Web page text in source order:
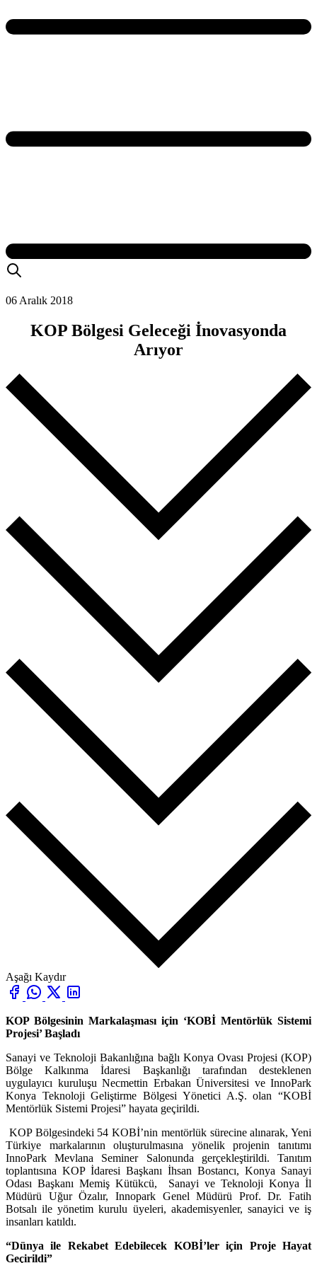
06 Aralık 2018
KOP Bölgesi Geleceği İnovasyonda
Arıyor
Aşağı Kaydır
KOP Bölgesinin Markalaşması için ‘KOBİ Mentörlük Sistemi
Projesi’ Başladı
Sanayi ve Teknoloji Bakanlığına bağlı Konya Ovası Projesi (KOP)
Bölge Kalkınma İdaresi Başkanlığı tarafından desteklenen
uygulayıcı kuruluşu Necmettin Erbakan Üniversitesi ve InnoPark
Konya Teknoloji Geliştirme Bölgesi Yönetici A.Ş. olan “KOBİ
Mentörlük Sistemi Projesi” hayata geçirildi.
KOP Bölgesindeki 54 KOBİ’nin mentörlük sürecine alınarak, Yeni
Türkiye markalarının oluşturulmasına yönelik projenin tanıtımı
InnoPark Mevlana Seminer Salonunda gerçekleştirildi. Tanıtım
toplantısına KOP İdaresi Başkanı İhsan Bostancı, Konya Sanayi
Odası Başkanı Memiş Kütükcü, Sanayi ve Teknoloji Konya İl
Müdürü Uğur Özalır, Innopark Genel Müdürü Prof. Dr. Fatih
Botsalı ile yönetim kurulu üyeleri, akademisyenler, sanayici ve iş
insanları katıldı.
“Dünya ile Rekabet Edebilecek KOBİ’ler için Proje Hayat
Geçirildi”